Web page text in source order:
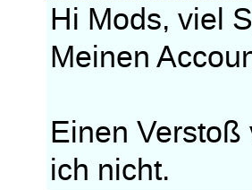
Hi Mods, viel
Meinen
Einen
ich nicht.